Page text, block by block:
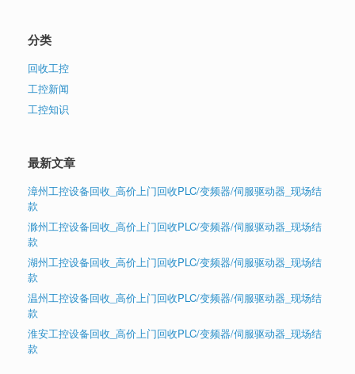
分类
回收工控
工控新闻
工控知识
最新文章
漳州工控设备回收_高价上门回收PLC/变频器/伺服驱动器_现场结
款
滁州工控设备回收_高价上门回收PLC/变频器/伺服驱动器_现场结
款
湖州工控设备回收_高价上门回收PLC/变频器/伺服驱动器_现场结
款
温州工控设备回收_高价上门回收PLC/变频器/伺服驱动器_现场结
款
淮安工控设备回收_高价上门回收PLC/变频器/伺服驱动器_现场结
款